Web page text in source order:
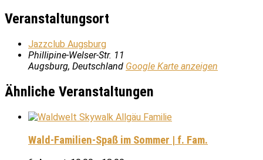
Veranstaltungsort
Jazzclub Augsburg
Phillipine-Welser-Str. 11
Augsburg, Deutschland Google Karte anzeigen
Ähnliche Veranstaltungen
Wald-Familien-Spaß im Sommer | f. Fam.